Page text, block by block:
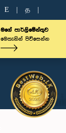
E த
මගේ පාර්ලිමේන්තුව
මෙතැනින් පිවිසෙන්න